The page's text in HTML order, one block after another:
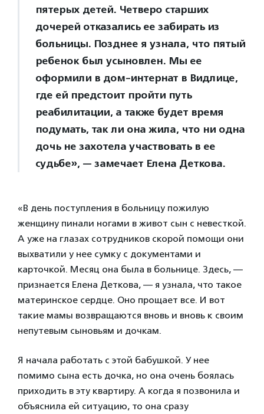
пятерых детей. Четверо старших
дочерей отказались ее забирать из
больницы. Позднее я узнала, что пятый
ребенок был усыновлен. Мы ее
оформили в дом-интернат в Видлице,
где ей предстоит пройти путь
реабилитации, а также будет время
подумать, так ли она жила, что ни одна
дочь не захотела участвовать в ее
судьбе», — замечает Елена Деткова.
«В день поступления в больницу пожилую
женщину пинали ногами в живот сын с невесткой.
А уже на глазах сотрудников скорой помощи они
выхватили у нее сумку с документами и
карточкой. Месяц она была в больнице. Здесь, —
признается Елена Деткова, — я узнала, что такое
материнское сердце. Оно прощает все. И вот
такие мамы возвращаются вновь и вновь к своим
непутевым сыновьям и дочкам.
Я начала работать с этой бабушкой. У нее
помимо сына есть дочка, но она очень боялась
приходить в эту квартиру. А когда я позвонила и
объяснила ей ситуацию, то она сразу